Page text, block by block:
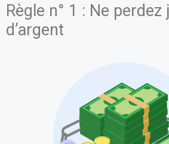
Règle n° 1 : Ne perdez
d’argent